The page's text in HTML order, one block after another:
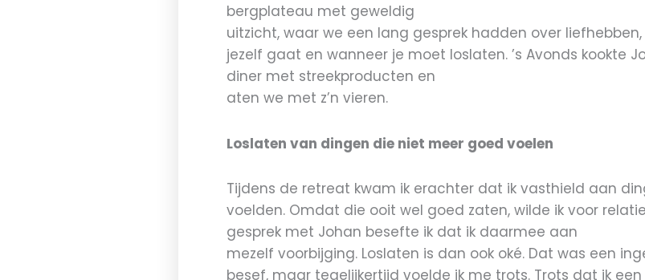
bergplateau met geweldig
uitzicht, waar we een lang gesprek hadden over
jezelf gaat en wanneer je moet loslaten. ’s Avonds kookte
diner met streekproducten en
aten we met z’n vieren.
Loslaten van dingen die niet meer goed voelen
Tijdens de retreat kwam ik erachter dat ik vasthield aan
voelden. Omdat die ooit wel goed zaten, wilde ik voor
gesprek met Johan besefte ik dat ik daarmee aan
mezelf voorbijging. Loslaten is dan ook oké. Dat was een
besef, maar tegelijkertijd voelde ik me trots. Trots dat ik